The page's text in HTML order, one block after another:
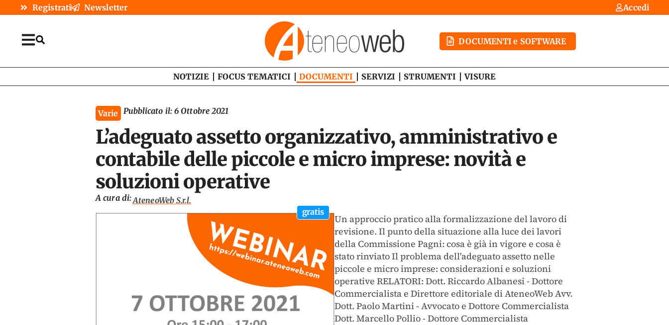
Registrati Newsletter Accedi
DOCUMENTI e SOFTWARE
NOTIZIE FOCUS TEMATICI DOCUMENTI SERVIZI STRUMENTI VISURE
Varie Pubblicato il: 6 Ottobre 2021
L’adeguato assetto organizzativo, amministrativo e
contabile delle piccole e micro imprese: novità e
soluzioni operative
A cura di:AteneoWeb S.r.l.
gratis
Un approccio pratico alla formalizzazione del lavoro di
revisione. Il punto della situazione alla luce dei lavori
della Commissione Pagni: cosa è già in vigore e cosa è
stato rinviato Il problema dell'adeguato assetto nelle
piccole e micro imprese: considerazioni e soluzioni
operative RELATORI: Dott. Riccardo Albanesi - Dottore
Commercialista e Direttore editoriale di AteneoWeb Avv.
Dott. Paolo Martini - Avvocato e Dottore Commercialista
Dott. Marcello Pollio - Dottore Commercialista